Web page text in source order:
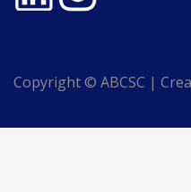
Copyright © ABCSC |